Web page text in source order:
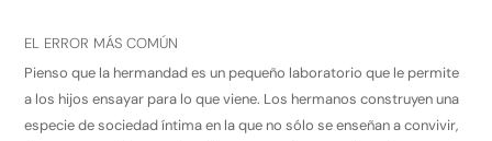
EL ERROR MÁS COMÚN
Pienso que la hermandad es un pequeño laboratorio que le permite
a los hijos ensayar para lo que viene. Los hermanos construyen una
especie de sociedad íntima en la que no sólo se enseñan a convivir,